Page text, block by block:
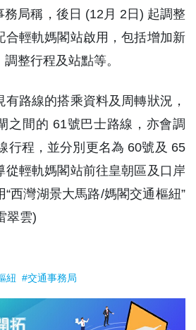
務局稱，後日 (12月 2日) 起調整
合輕軌媽閣站啟用，包括增加新
整行程及站點等。
路線的搭乘資料及周轉狀況，
之間的 61號巴士路線，亦會調
行程，並分別更名為 60號及 65
從輕軌媽閣站前往皇朝區及口岸
“西灣湖景大馬路/媽閣交通樞紐”
翠雲)
紐 #交通事務局